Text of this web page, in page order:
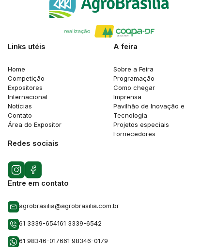
Links utéis
Home
Competição
Expositores
Internacional
Notícias
Contato
Área do Expositor
A feira
Sobre a Feira
Programação
Como chegar
Imprensa
Pavilhão de Inovação e
Tecnologia
Projetos especiais
Fornecedores
Redes sociais
Entre em contato
agrobrasilia@agrobrasilia.com.br
61 3339-654161 3339-6542
61 98346-017661 98346-0179